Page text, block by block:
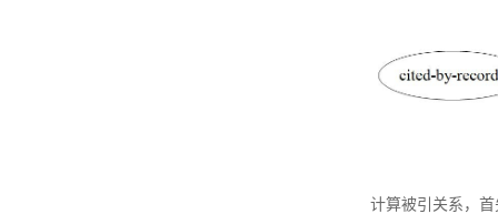
计算被引关系，